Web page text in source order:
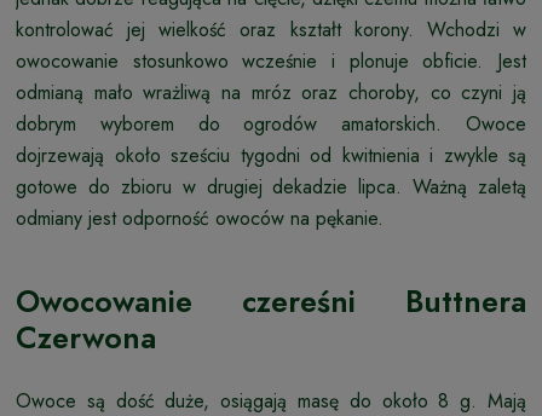
kontrolować jej wielkość oraz kształt korony. Wchodzi w
owocowanie stosunkowo wcześnie i plonuje obficie. Jest
odmianą mało wrażliwą na mróz oraz choroby, co czyni ją
dobrym wyborem do ogrodów amatorskich. Owoce
dojrzewają około sześciu tygodni od kwitnienia i zwykle są
gotowe do zbioru w drugiej dekadzie lipca. Ważną zaletą
odmiany jest odporność owoców na pękanie.
Owocowanie czereśni Buttnera
Czerwona
Owoce są dość duże, osiągają masę do około 8 g. Mają